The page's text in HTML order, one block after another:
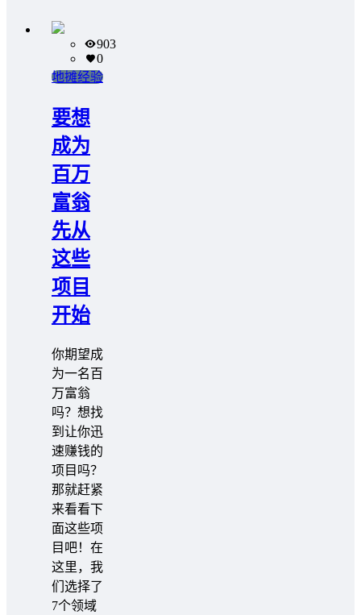
903
0
地摊经验
要想
成为
百万
富翁
先从
这些
项目
开始
你期望成
为一名百
万富翁
吗？想找
到让你迅
速赚钱的
项目吗？
那就赶紧
来看看下
面这些项
目吧！在
这里，我
们选择了
7个领域